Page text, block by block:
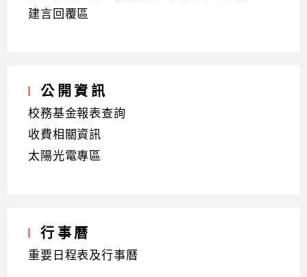
建言回覆區
公開資訊
校務基金報表查詢
收費相關資訊
太陽光電專區
行事曆
重要日程表及行事曆